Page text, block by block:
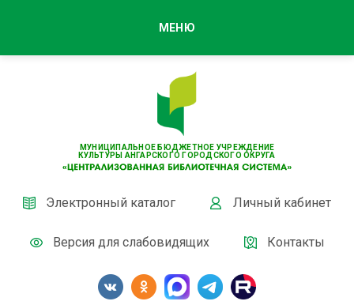
МУНИЦИПАЛЬНОЕ БЮДЖЕТНОЕ УЧРЕЖДЕНИЕ
КУЛЬТУРЫ АНГАРСКОГО ГОРОДСКОГО ОКРУГА
Электронный каталог Личный кабинет
Версия для слабовидящих Контакты
МЕНЮ